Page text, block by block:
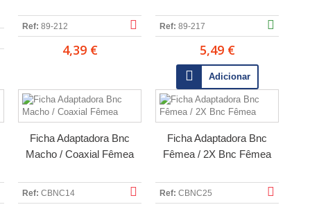
Ref: 89-212
4,39 €
Ref: 89-217
5,49 €
Adicionar
Ficha Adaptadora Bnc
Macho / Coaxial Fêmea
Ref: CBNC14
Ficha Adaptadora Bnc
Fêmea / 2X Bnc Fêmea
Ref: CBNC25